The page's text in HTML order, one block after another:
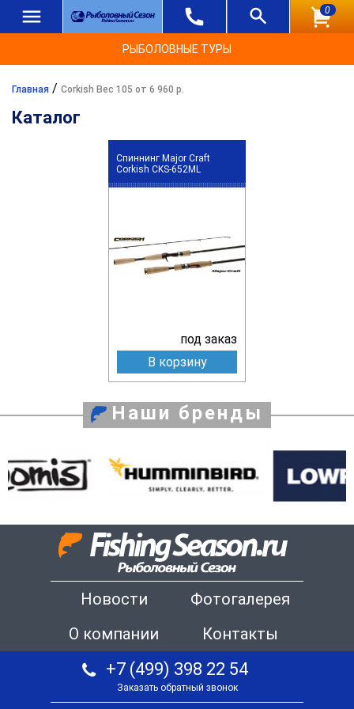
0
РЫБОЛОВНЫЕ ТУРЫ
Главная / Corkish Вес 105 от 6 960 р.
Каталог
Спиннинг Major Craft
Corkish CKS-652ML
под заказ
В корзину
Наши бренды
Новости
Фотогалерея
О компании
Контакты
+7 (499) 398 22 54
Заказать обратный звонок